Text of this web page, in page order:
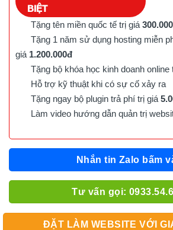
BIỆT
Tặng tên miền quốc tế trị giá
Tặng 1 năm sử dụng hosting miễn
giá 1.200.000đ
Tặng bộ khóa học kinh doanh online
Hỗ trợ kỹ thuật khi có sự cố xảy ra
Tặng ngay bộ plugin trả phí trị giá
Làm video hướng dẫn quản trị
Nhắn tin Zalo bấm
Tư vấn gọi:
ĐẶT LÀM WEBSITE VỚI